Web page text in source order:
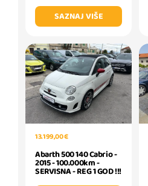
SAZNAJ VIŠE
13.199,00 €
Abarth 500 140 Cabrio -
2015 - 100.000km -
SERVISNA - REG 1 GOD !!!